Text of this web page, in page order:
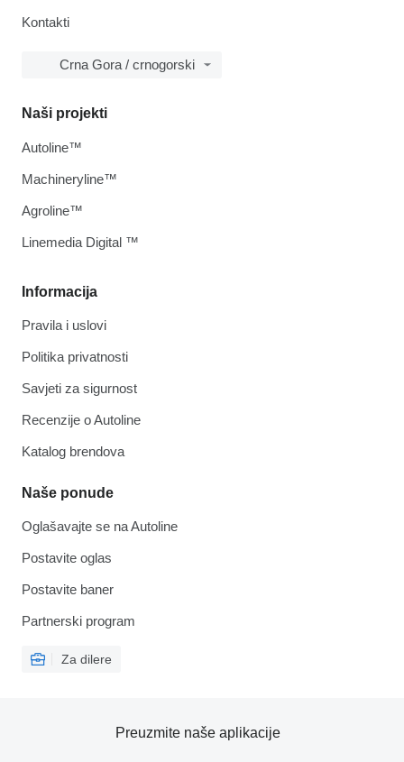
Kontakti
Crna Gora / crnogorski
Informacija
Pravila i uslovi
Politika privatnosti
Savjeti za sigurnost
Recenzije o Autoline
Katalog brendova
Naše ponude
Oglašavajte se na Autoline
Postavite oglas
Postavite baner
Partnerski program
Za dilere
Naši projekti
Autoline™
Machineryline™
Agroline™
Linemedia Digital ™
Preuzmite naše aplikacije